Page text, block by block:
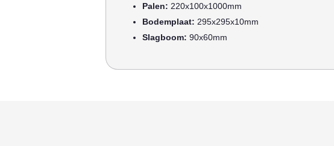
Palen: 220x100x1000mm
Bodemplaat: 295x295x10mm
Slagboom: 90x60mm